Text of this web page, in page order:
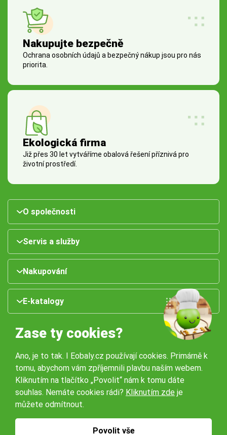
Nakupujte bezpečně
Ochrana osobních údajů a bezpečný nákup jsou pro nás
priorita.
Ekologická firma
Již přes 30 let vytváříme obalová řešení příznivá pro
životní prostředí.
O společnosti
Servis a služby
Nakupování
E-katalogy
Naše pobočky:
Obchodní podmínky
Zase ty cookies?
Ano, je to tak. I Eobaly.cz používají cookies. Primárně k
tomu, abychom vám zpříjemnili plavbu naším webem.
Kliknutím na tlačítko „Povolit“ nám k tomu dáte
souhlas. Nemáte cookies rádi? Kliknutím zde je
můžete odmítnout.
Povolit vše